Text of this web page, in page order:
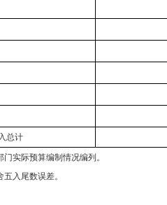
总计
实际预算编制情况编列。
入尾数误差。